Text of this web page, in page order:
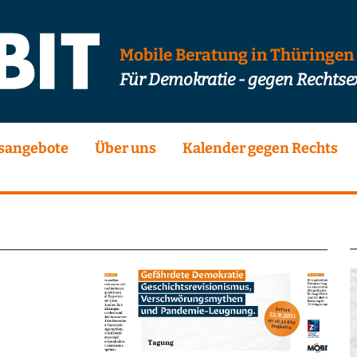
Mobile Beratung in Thüringen
Für Demokratie - gegen
Über uns Kalender gegen Rechts